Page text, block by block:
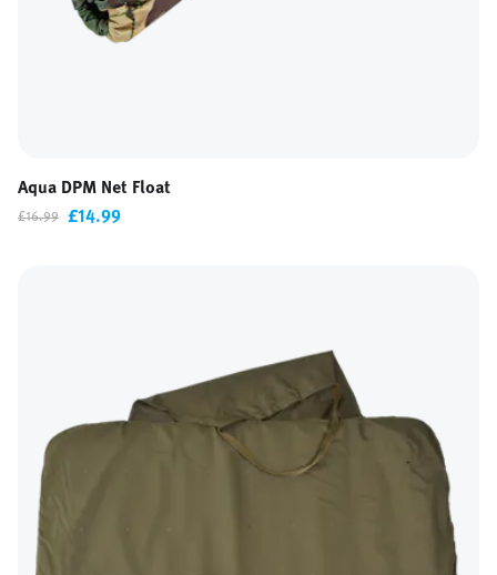
Aqua DPM Net Float
£16.99 £14.99